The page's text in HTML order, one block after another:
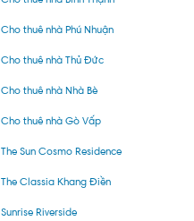
Cho thuê nhà Phú Nhuận
Cho thuê nhà Thủ Đức
Cho thuê nhà Nhà Bè
Cho thuê nhà Gò Vấp
The Sun Cosmo Residence
The Classia Khang Điền
Sunrise Riverside